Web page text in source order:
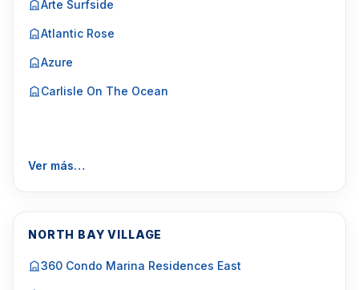
Arte Surfside
Atlantic Rose
Azure
Carlisle On The Ocean
Ver más…
NORTH BAY VILLAGE
360 Condo Marina Residences East